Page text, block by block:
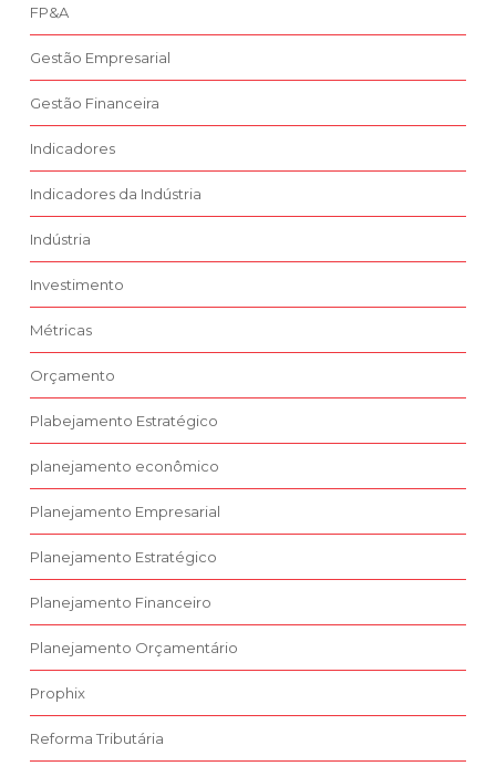
FP&A
Gestão Empresarial
Gestão Financeira
Indicadores
Indicadores da Indústria
Indústria
Investimento
Métricas
Orçamento
Plabejamento Estratégico
planejamento econômico
Planejamento Empresarial
Planejamento Estratégico
Planejamento Financeiro
Planejamento Orçamentário
Prophix
Reforma Tributária